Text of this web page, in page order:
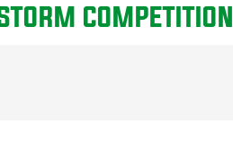
COMPETITION